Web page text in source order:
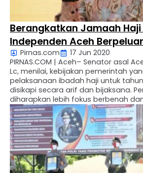
Berangkatkan Jamaah
Independen Aceh
Pirnas.com
17 Jun 2020
PIRNAS.COM | Aceh– Senator asal
Lc, menilai, kebijakan pemerintah
pelaksanaan ibadah haji untuk
disikapi secara arif dan bijaksana.
diharapkan lebih fokus berbenah
menyempurnakan regulasi yang
untuk memberangkatkan jamaah
independen. “Aceh bisa
terpisah dari haji nasional. Celahnya